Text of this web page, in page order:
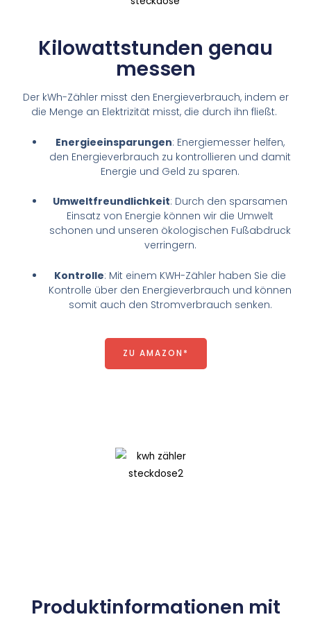
Kilowattstunden genau
messen
Der kWh-Zähler misst den Energieverbrauch, indem er
die Menge an Elektrizität misst, die durch ihn fließt.
Energieeinsparungen: Energiemesser helfen,
den Energieverbrauch zu kontrollieren und damit
Energie und Geld zu sparen.
Umweltfreundlichkeit: Durch den sparsamen
Einsatz von Energie können wir die Umwelt
schonen und unseren ökologischen Fußabdruck
verringern.
Kontrolle: Mit einem KWH-Zähler haben Sie die
Kontrolle über den Energieverbrauch und können
somit auch den Stromverbrauch senken.
ZU AMAZON*
Produktinformationen mit